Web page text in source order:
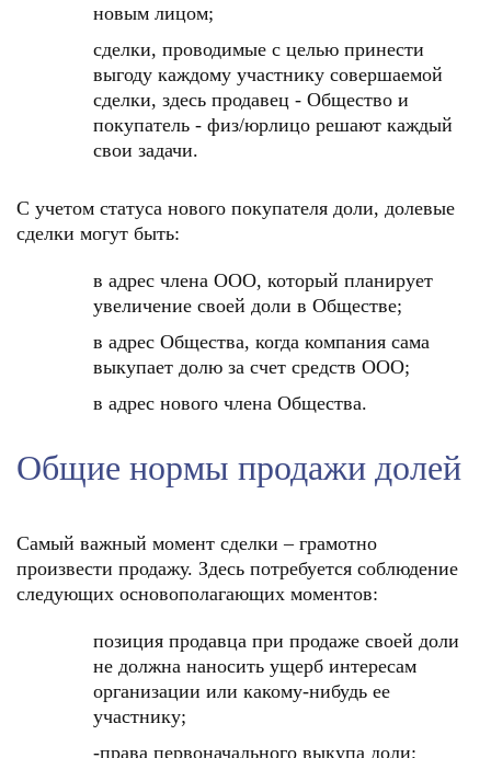
новым лицом;
сделки, проводимые с целью принести
выгоду каждому участнику совершаемой
сделки, здесь продавец - Общество и
покупатель - физ/юрлицо решают каждый
свои задачи.
С учетом статуса нового покупателя доли, долевые
сделки могут быть:
в адрес члена ООО, который планирует
увеличение своей доли в Обществе;
в адрес Общества, когда компания сама
выкупает долю за счет средств ООО;
в адрес нового члена Общества.
Общие нормы продажи долей
Самый важный момент сделки – грамотно
произвести продажу. Здесь потребуется соблюдение
следующих основополагающих моментов:
позиция продавца при продаже своей доли
не должна наносить ущерб интересам
организации или какому-нибудь ее
участнику;
-права первоначального выкупа доли;